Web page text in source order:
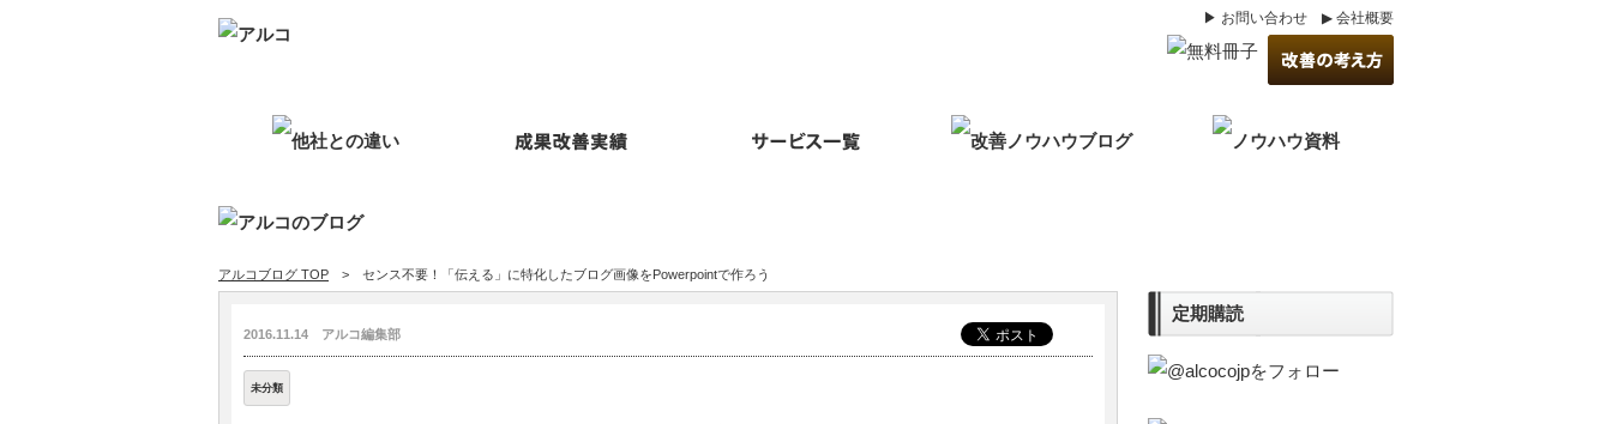
▶ お問い合わせ ▶ 会社概要
アルコブログ TOP > センス不要！「伝える」に特化したブログ画像をPowerpointで作ろう
2016.11.14 アルコ編集部
未分類
定期購読